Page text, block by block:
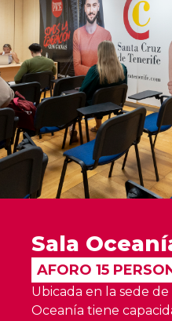
Sala
AFORO 15
Ubicada en la sede de
Oceanía tiene